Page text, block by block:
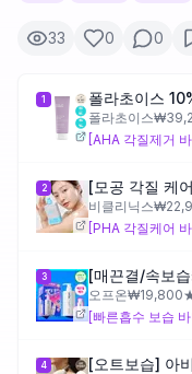
제품비교
33 0 0
1
폴라초이스₩
2
비클리닉스₩
3
오프온₩19,800
4